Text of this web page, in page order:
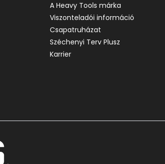
A Heavy Tools márka
Viszonteladói információ
Csapatruházat
Széchenyi Terv Plusz
Karrier